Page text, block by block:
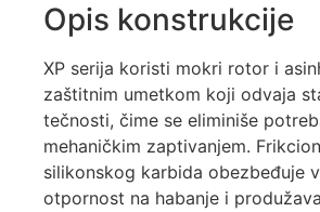
Opis konstrukcije
XP serija koristi mokri rotor i
zaštitnim umetkom koji odvaja
tečnosti, čime se eliminiše
mehaničkim zaptivanjem.
silikonskog karbida obezbeđuje
otpornost na habanje i